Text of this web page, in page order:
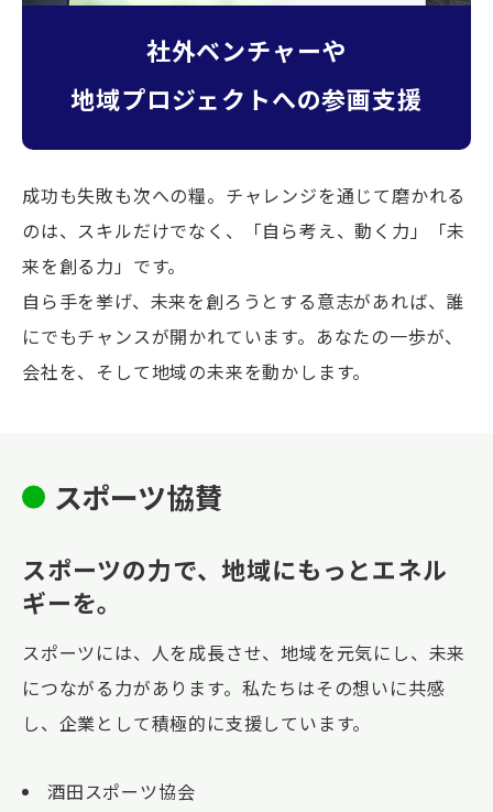
社外ベンチャーや
地域プロジェクトへの参画支援
成功も失敗も次への糧。チャレンジを通じて磨かれる
のは、スキルだけでなく、「自ら考え、動く力」「未
来を創る力」です。
自ら手を挙げ、未来を創ろうとする意志があれば、誰
にでもチャンスが開かれています。あなたの一歩が、
会社を、そして地域の未来を動かします。
スポーツ協賛
スポーツの力で、地域にもっとエネル
ギーを。
スポーツには、人を成長させ、地域を元気にし、未来
につながる力があります。私たちはその想いに共感
し、企業として積極的に支援しています。
酒田スポーツ協会